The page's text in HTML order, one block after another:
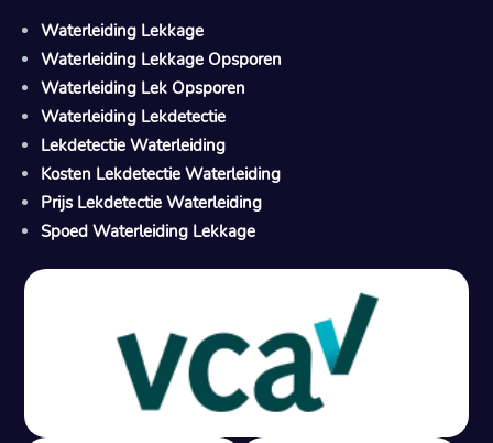
M
Gratis offerte in 24 uur
Waterleiding Lekkage
Waterleiding Lekkage Opsporen
Waterleiding Lek Opsporen
Waterleiding Lekdetectie
Lekdetectie Waterleiding
Kosten Lekdetectie Waterleiding
Prijs Lekdetectie Waterleiding
Spoed Waterleiding Lekkage